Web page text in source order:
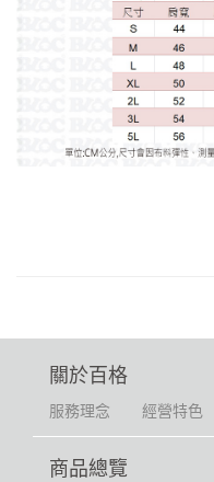
關於百格
服務理念 經營特色
商品總覽